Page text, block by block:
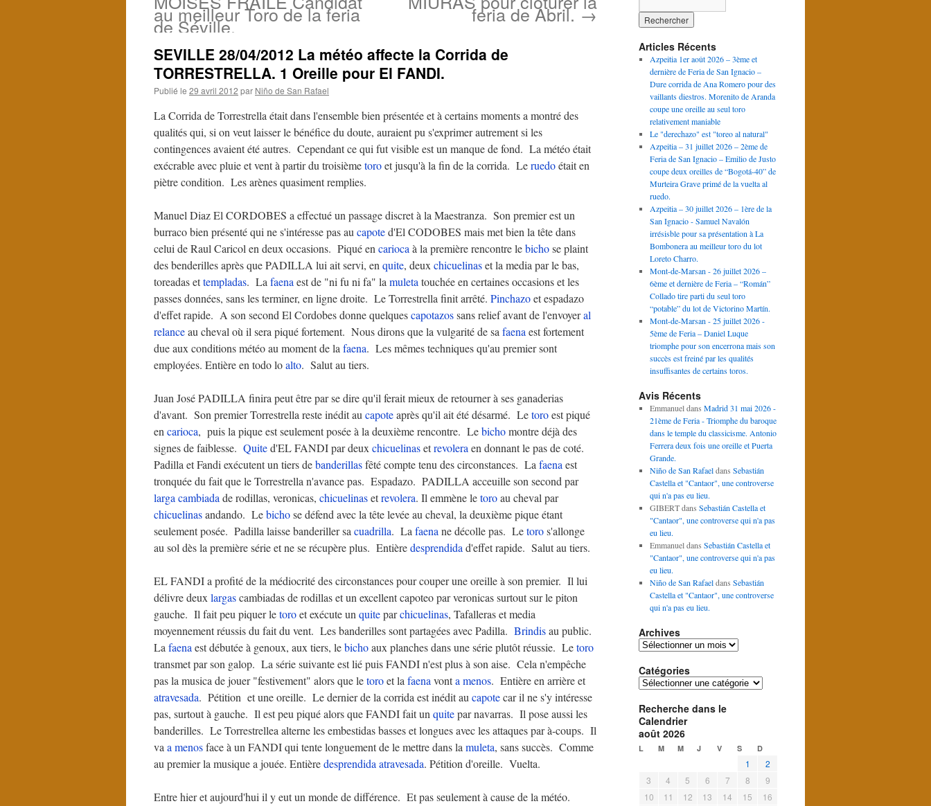
au meilleur Toro de la feria
de Séville. feria de Abril. →
SEVILLE 28/04/2012 La météo affecte la Corrida de
TORRESTRELLA. 1 Oreille pour El FANDI.
Publié le 29 avril 2012 par Niño de San Rafael
La Corrida de Torrestrella était dans l'ensemble bien présentée et à certains moments a montré des
qualités qui, si on veut laisser le bénéfice du doute, auraient pu s'exprimer autrement si les
contingences avaient été autres. Cependant ce qui fut visible est un manque de fond. La météo était
exécrable avec pluie et vent à partir du troisièmetoroet jusqu'à la fin de la corrida. Leruedoétait en
piètre condition. Les arènes quasiment remplies.
Manuel Diaz El CORDOBES a effectué un passage discret à la Maestranza. Son premier est un
burraco bien présenté qui ne s'intéresse pas au capoted'El CODOBES mais met bien la tête dans
celui de Raul Caricol en deux occasions. Piqué en carioca à la première rencontre lebichose plaint
des benderilles après que PADILLA lui ait servi, en quite, deux chicuelinaset la media par le bas,
toreadas ettempladas. La faena est de "ni fu ni fa" la muleta touchée en certaines occasions et les
passes données, sans les terminer, en ligne droite. Le Torrestrella finit arrêté. Pinchazoet espadazo
d'effet rapide. A son second El Cordobes donne quelquescapotazossans relief avant de l'envoyeral
relanceau cheval où il sera piqué fortement. Nous dirons que la vulgarité de sa faena est fortement
due aux conditions météo au moment de la faena. Les mêmes techniques qu'au premier sont
employées. Entière en todo loalto. Salut au tiers.
Juan José PADILLA finira peut être par se dire qu'il ferait mieux de retourner à ses ganaderias
d'avant. Son premier Torrestrella reste inédit au capoteaprès qu'il ait été désarmé. Letoroest piqué
en carioca, puis la pique est seulement posée à la deuxième rencontre. Lebichomontre déjà des
signes de faiblesse. Quited'EL FANDI par deux chicuelinasetrevolera en donnant le pas de coté.
Padilla et Fandi exécutent un tiers debanderillasfêté compte tenu des circonstances. La faena est
tronquée du fait que le Torrestrella n'avance pas. Espadazo. PADILLA acceuille son second par
larga cambiada de rodillas, veronicas, chicuelinasetrevolera. Il emmène letoroau cheval par
chicuelinasandando. Lebichose défend avec la tête levée au cheval, la deuxième pique étant
seulement posée. Padilla laisse banderiller sa cuadrilla. La faena ne décolle pas. Letoros'allonge
au sol dès la première série et ne se récupère plus. Entièredesprendida d'effet rapide. Salut au tiers.
EL FANDI a profité de la médiocrité des circonstances pour couper une oreille à son premier. Il lui
délivre deux largascambiadas de rodillas et un excellent capoteo par veronicas surtout sur le piton
gauche. Il fait peu piquer letoroet exécute un quiteparchicuelinas, Tafalleras et media
moyennement réussis du fait du vent. Les banderilles sont partagées avec Padilla. Brindisau public.
La faena est débutée à genoux, aux tiers, lebichoaux planches dans une série plutôt réussie. Letoro
transmet par son galop. La série suivante est lié puis FANDI n'est plus à son aise. Cela n'empêche
pas la musica de jouer "festivement" alors que letoroet la faena vonta menos. Entière en arrière et
atravesada. Pétition et une oreille. Le dernier de la corrida est inédit au capotecar il ne s'y intéresse
pas, surtout à gauche. Il est peu piqué alors que FANDI fait un quitepar navarras. Il pose aussi les
banderilles. Le Torrestrellea alterne les embestidas basses et longues avec les attaques par à-coups. Il
va a menosface à un FANDI qui tente longuement de le mettre dans la muleta, sans succès. Comme
au premier la musique a jouée. Entièredesprendida atravesada. Pétition d'oreille. Vuelta.
Entre hier et aujourd'hui il y eut un monde de différence. Et pas seulement à cause de la météo.
Articles Récents
Azpeitia 1er août 2026 – 3ème et
dernière de Feria de San Ignacio –
Dure corrida de Ana Romero pour des
vaillants diestros. Morenito de Aranda
coupe une oreille au seul toro
relativement maniable
Le "derechazo" est "toreo al natural"
Azpeitia – 31 juillet 2026 – 2ème de
Feria de San Ignacio – Emilio de Justo
coupe deux oreilles de “Bogotá-40” de
Murteira Grave primé de la vuelta al
ruedo.
Azpeitia – 30 juillet 2026 – 1ère de la
San Ignacio - Samuel Navalón
irrésisble pour sa présentation à La
Bombonera au meilleur toro du lot
Loreto Charro.
Mont-de-Marsan - 26 juillet 2026 –
6ème et dernière de Feria – “Román”
Collado tire parti du seul toro
“potable” du lot de Victorino Martín.
Mont-de-Marsan - 25 juillet 2026 -
5ème de Feria – Daniel Luque
triomphe pour son encerrona mais son
succès est freiné par les qualités
insuffisantes de certains toros.
Avis Récents
Emmanueldans Madrid 31 mai 2026 -
21ème de Feria - Triomphe du baroque
dans le temple du classicisme. Antonio
Ferrera deux fois une oreille et Puerta
Grande.
Niño de San Rafaeldans Sebastián
Castella et "Cantaor", une controverse
qui n'a pas eu lieu.
GIBERTdans Sebastián Castella et
"Cantaor", une controverse qui n'a pas
eu lieu.
Emmanueldans Sebastián Castella et
"Cantaor", une controverse qui n'a pas
eu lieu.
Niño de San Rafaeldans Sebastián
Castella et "Cantaor", une controverse
qui n'a pas eu lieu.
Archives
Archives
Catégories
Catégories
Recherche dans le
Calendrier
août 2026
L M M J V S D
1
2
3
4 5 6 7 8
9
10
11 12 13 14 15
16